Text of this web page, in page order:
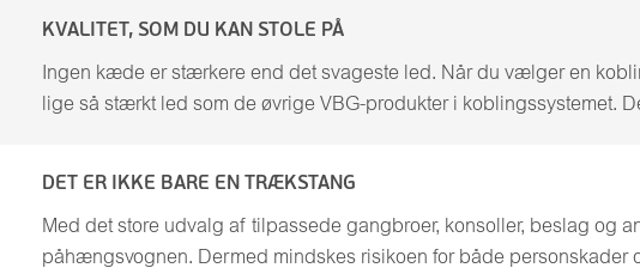
KVALITET, SOM DU KAN STOLE PÅ
Ingen kæde er stærkere end det svageste led. Når du vælger en
lige så stærkt led som de øvrige VBG-produkter i koblingssystemet.
DET ER IKKE BARE EN TRÆKSTANG
Med det store udvalg af tilpassede gangbroer, konsoller, beslag og
påhængsvognen. Dermed mindskes risikoen for både personskader